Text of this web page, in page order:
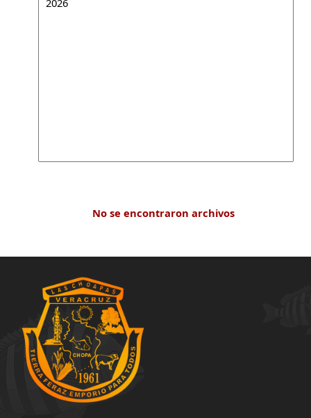
No se encontraron archivos